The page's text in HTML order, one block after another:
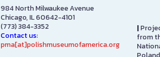
984 North Milwaukee Avenue
Chicago, IL 60642-4101
(773) 384-3352
Contact us:
pma[at]polishmuseumofamerica.org
|
from